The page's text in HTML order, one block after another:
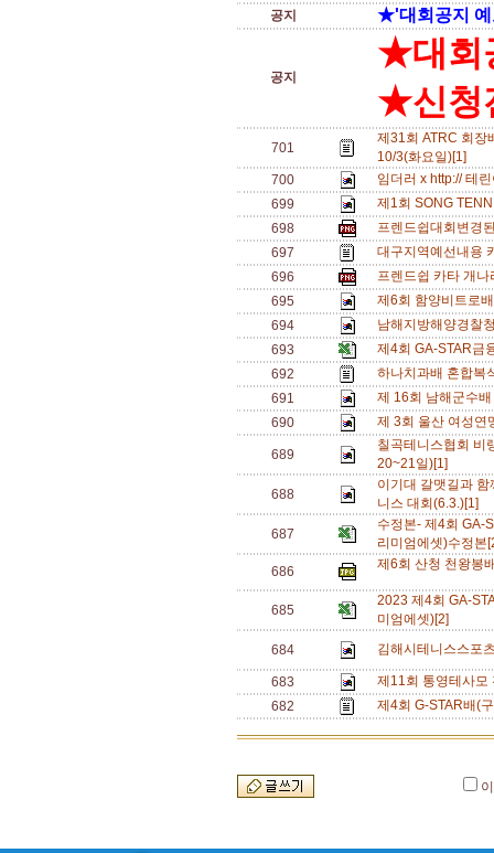
공지 ★'대회공지 예
공지
★대회
★신청
701
제31회 ATRC 회장
10/3(화요일)[1]
700
임더러 x http:// 테
699
제1회 SONG
698
프렌드쉽대회변경
697
대구지역예선내용
696
프렌드쉽 카타 개
695
제6회 함양비트로
694
남해지방해양경찰
693
제4회 GA-STAR금
692
하나치과배 혼합복
691
제 16회 남해군수
690
제 3회 울산 여성
689
칠곡테니스협회 비
20~21일)[1]
688
이기대 갈맷길과
니스 대회(6.3.)[1]
687
수정본- 제4회 GA-
리미엄에셋)수정
686
제6회 산청 천왕봉
685
2023 제4회 GA-
미엄에셋)[2]
684
김해시테니스스포
683
제11회 통영테사
682
제4회 G-STAR배(